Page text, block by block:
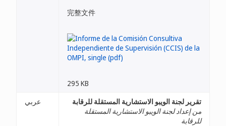
完整文件
295 KB
عربي
تقرير لجنة الويبو الاستشارية المستقلة للرقابة
من إعداد لجنة الويبو الاستشارية المستقلة
للرقابة